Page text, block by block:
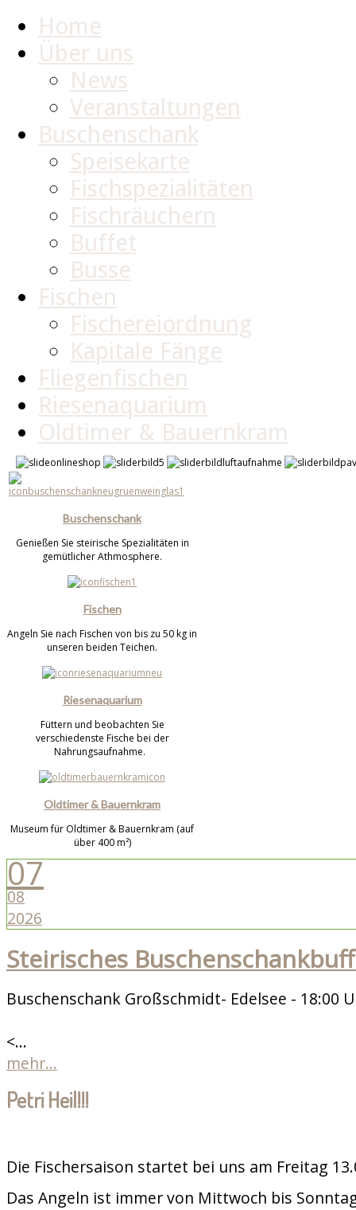
Home
Über uns
News
Veranstaltungen
Buschenschank
Speisekarte
Fischspezialitäten
Fischräuchern
Buffet
Busse
Fischen
Fischereiordnung
Kapitale Fänge
Fliegenfischen
Riesenaquarium
Oldtimer & Bauernkram
Buschenschank
Genießen Sie steirische Spezialitäten in
gemütlicher Athmosphere.
Fischen
Angeln Sie nach Fischen von bis zu 50 kg in
unseren beiden Teichen.
Riesenaquarium
Füttern und beobachten Sie
verschiedenste Fische bei der
Nahrungsaufnahme.
Oldtimer & Bauernkram
Museum für Oldtimer & Bauernkram (auf
über 400 m²)
07
08
2026
Steirisches
Buschenschank Großschmidt- Edelsee - 18:00
<...
mehr...
Petri Heil!!!
Die Fischersaison startet bei uns am Freitag
Das Angeln ist immer von Mittwoch bis